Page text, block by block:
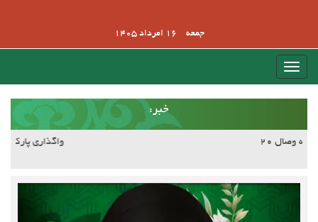
جمعه 16 امرداد 1405
:خبر
آسفالت کوچه وصال ۲۰